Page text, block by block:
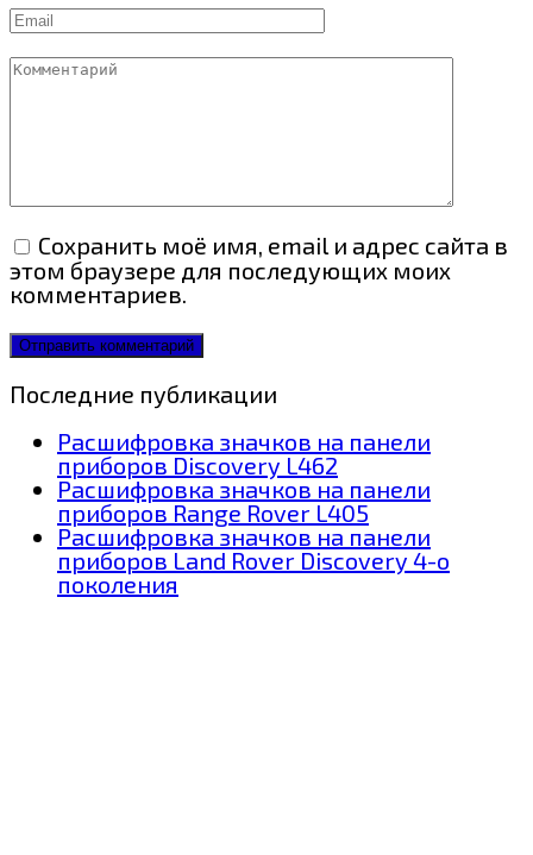
Email
Комментарий
Сохранить моё имя, email и адрес сайта в
этом браузере для последующих моих
комментариев.
Последние публикации
Расшифровка значков на панели
приборов Discovery L462
Расшифровка значков на панели
приборов Range Rover L405
Расшифровка значков на панели
приборов Land Rover Discovery 4-о
поколения